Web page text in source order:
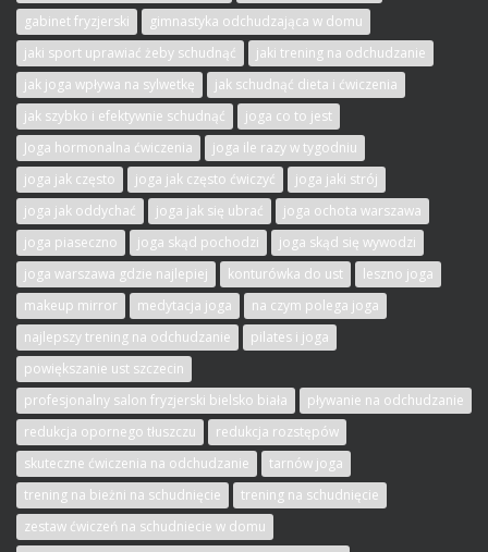
gabinet fryzjerski
gimnastyka odchudzająca w domu
jaki sport uprawiać żeby schudnąć
jaki trening na odchudzanie
jak joga wpływa na sylwetkę
jak schudnąć dieta i ćwiczenia
jak szybko i efektywnie schudnąć
joga co to jest
Joga hormonalna ćwiczenia
joga ile razy w tygodniu
joga jak często
joga jak często ćwiczyć
joga jaki strój
joga jak oddychać
joga jak się ubrać
joga ochota warszawa
joga piaseczno
joga skąd pochodzi
joga skąd się wywodzi
joga warszawa gdzie najlepiej
konturówka do ust
leszno joga
makeup mirror
medytacja joga
na czym polega joga
najlepszy trening na odchudzanie
pilates i joga
powiększanie ust szczecin
profesjonalny salon fryzjerski bielsko biała
pływanie na odchudzanie
redukcja opornego tłuszczu
redukcja rozstępów
skuteczne ćwiczenia na odchudzanie
tarnów joga
trening na bieżni na schudnięcie
trening na schudnięcie
zestaw ćwiczeń na schudniecie w domu